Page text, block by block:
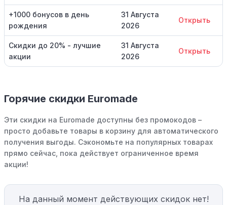
+1000 бонусов в день
рождения
31 Августа
2026
Открыть
Скидки до 20% - лучшие
акции
31 Августа
2026
Открыть
Горячие скидки Euromade
Эти скидки на Euromade доступны без промокодов –
просто добавьте товары в корзину для автоматического
получения выгоды. Сэкономьте на популярных товарах
прямо сейчас, пока действует ограниченное время
акции!
На данный момент действующих скидок нет!